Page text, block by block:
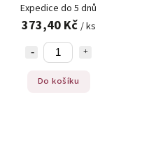
Expedice do 5 dnů
373,40 Kč / ks
Do košíku